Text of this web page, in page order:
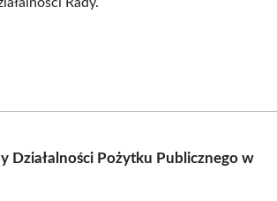
Działalności Pożytku Publicznego w